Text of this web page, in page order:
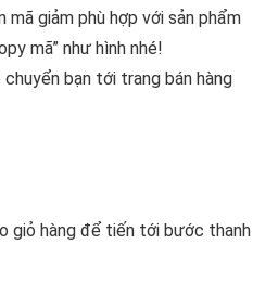
mã giảm phù hợp với sản phẩm
mã” như hình nhé!
bạn tới trang bán hàng
giỏ hàng để tiến tới bước thanh